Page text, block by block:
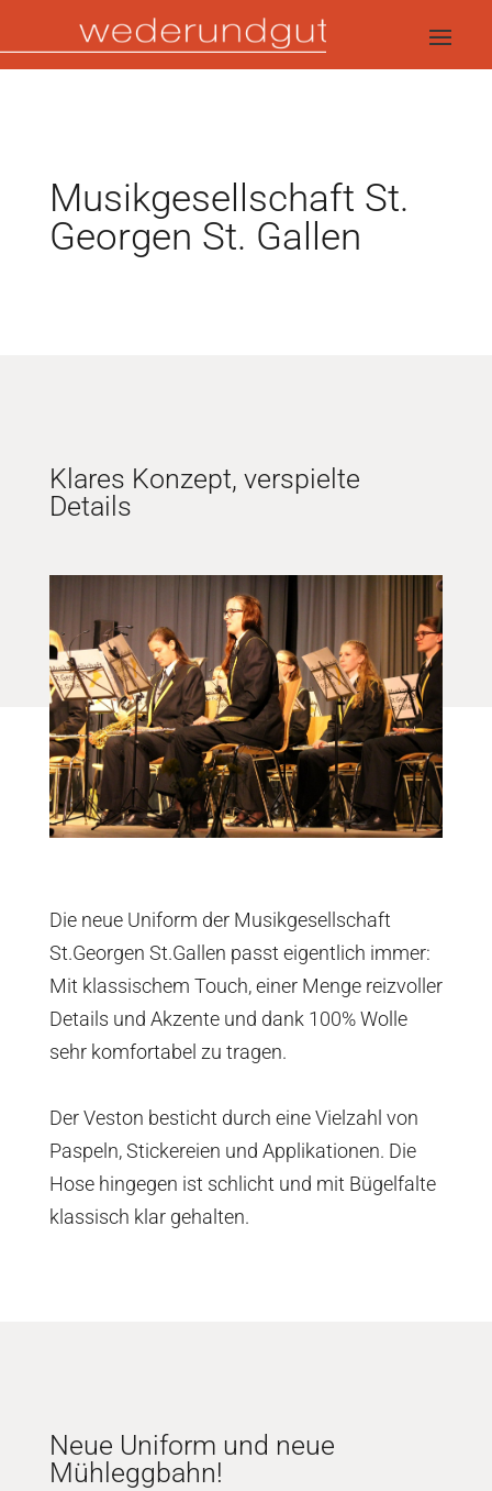
Musikgesellschaft St.
Georgen St. Gallen
Klares Konzept, verspielte
Details
Die neue Uniform der Musikgesellschaft
St.Georgen St.Gallen passt eigentlich immer:
Mit klassischem Touch, einer Menge reizvoller
Details und Akzente und dank 100% Wolle
sehr komfortabel zu tragen.
Der Veston besticht durch eine Vielzahl von
Paspeln, Stickereien und Applikationen. Die
Hose hingegen ist schlicht und mit Bügelfalte
klassisch klar gehalten.
Neue Uniform und neue
Mühleggbahn!